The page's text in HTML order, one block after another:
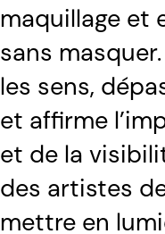
maquillage et
sans
les sens,
et affirme
et de la
des artistes
mettre en